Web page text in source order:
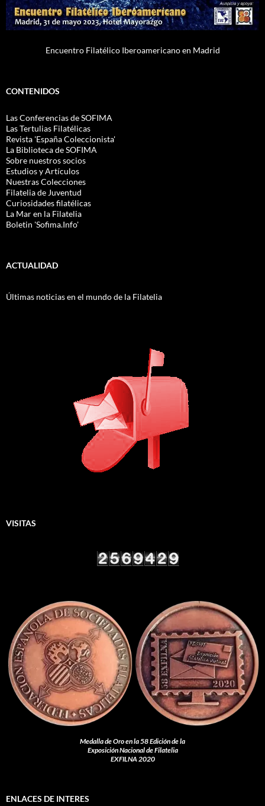
Encuentro Filatélico Iberoamericano en Madrid
CONTENIDOS
Las Conferencias de SOFIMA
Las Tertulias Filatélicas
Revista 'España Coleccionista'
La Biblioteca de SOFIMA
Sobre nuestros socios
Estudios y Artículos
Nuestras Colecciones
Filatelia de Juventud
Curiosidades filatélicas
La Mar en la Filatelia
Boletin 'Sofima.Info'
ACTUALIDAD
Últimas noticias en el mundo de la Filatelia
VISITAS
Medalla de Oro en la 58 Edición de la
Exposición Nacional de Filatelia
EXFILNA 2020
ENLACES DE INTERES